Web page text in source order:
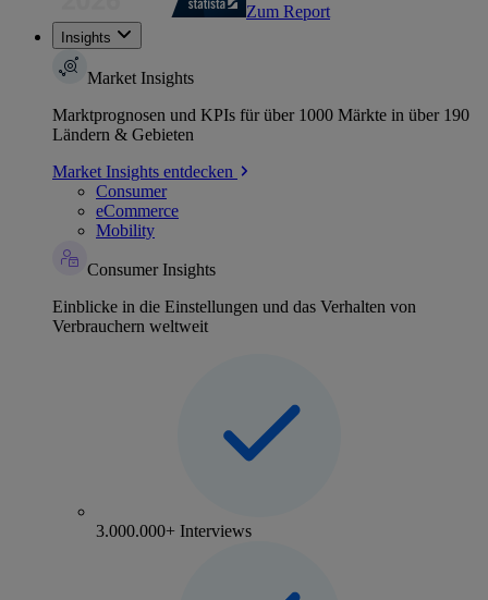
Zum Report
Insights
Market Insights
Marktprognosen und KPIs für über 1000 Märkte in über 190
Ländern & Gebieten
Market Insights entdecken
Consumer
eCommerce
Mobility
Consumer Insights
Einblicke in die Einstellungen und das Verhalten von
Verbrauchern weltweit
3.000.000+ Interviews